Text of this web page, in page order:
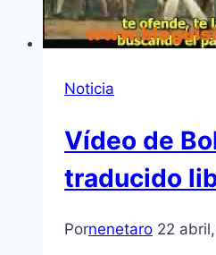
Noticia
Ví­deo de
traducido
Pornenetaro 22